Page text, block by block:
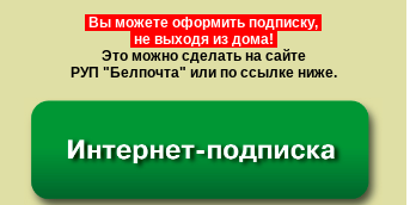
Вы можете оформить подписку,
не выходя из дома!
Это можно сделать на сайте
РУП "Белпочта" или по ссылке ниже.